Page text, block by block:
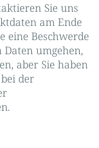
Sie uns
am Ende
eine Beschwerde
umgehen,
aber Sie haben
der